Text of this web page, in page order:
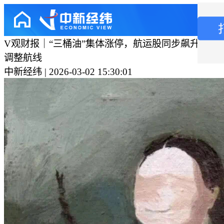
V观财报｜“三桶油”集体涨停，航运股同步飙升！有
调整航线
中新经纬 | 2026-03-02 15:30:01